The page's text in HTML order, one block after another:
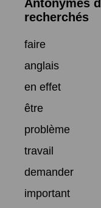
Antonymes
recherchés
faire
anglais
en effet
être
problème
travail
demander
important